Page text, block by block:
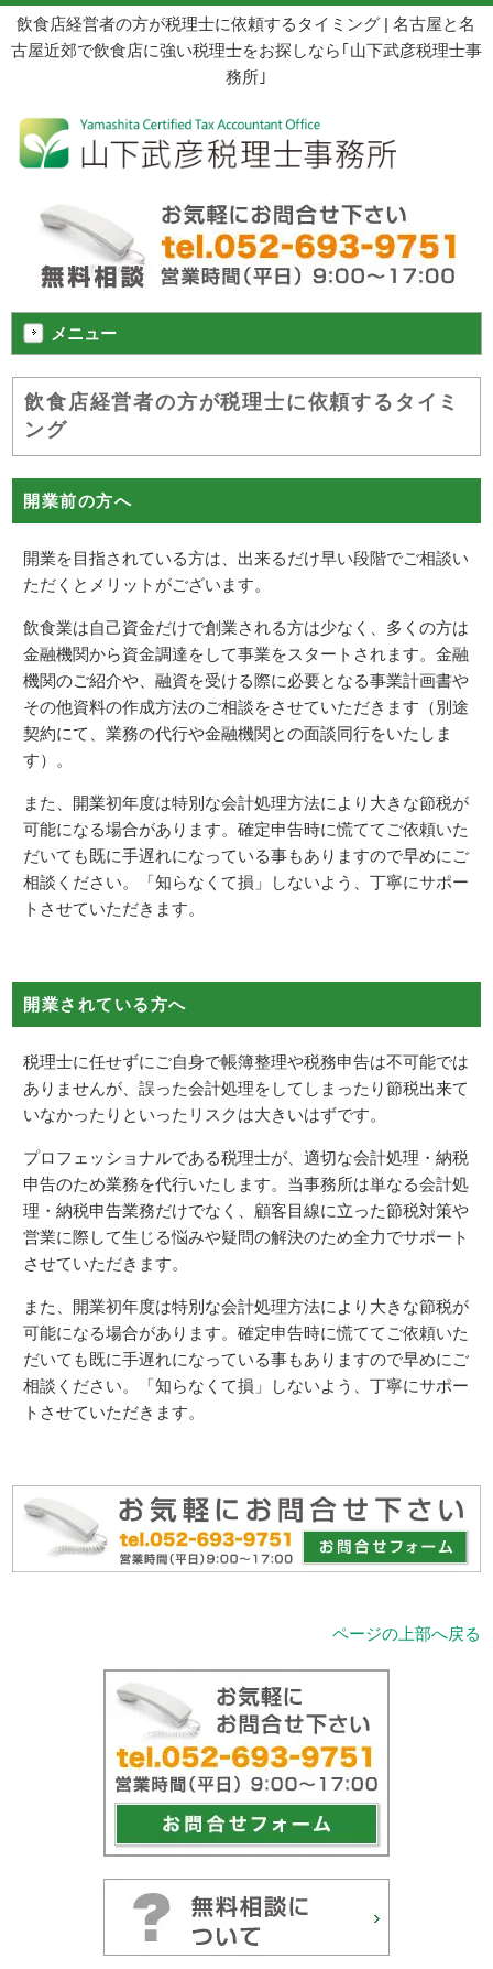
飲食店経営者の方が税理士に依頼するタイミング | 名古屋と名
古屋近郊で飲食店に強い税理士をお探しなら｢山下武彦税理士事
務所｣
メニュー
飲食店経営者の方が税理士に依頼するタイミ
ング
開業前の方へ
開業を目指されている方は、出来るだけ早い段階でご相談い
ただくとメリットがございます。
飲食業は自己資金だけで創業される方は少なく、多くの方は
金融機関から資金調達をして事業をスタートされます。金融
機関のご紹介や、融資を受ける際に必要となる事業計画書や
その他資料の作成方法のご相談をさせていただきます（別途
契約にて、業務の代行や金融機関との面談同行をいたしま
す）。
また、開業初年度は特別な会計処理方法により大きな節税が
可能になる場合があります。確定申告時に慌ててご依頼いた
だいても既に手遅れになっている事もありますので早めにご
相談ください。「知らなくて損」しないよう、丁寧にサポー
トさせていただきます。
開業されている方へ
税理士に任せずにご自身で帳簿整理や税務申告は不可能では
ありませんが、誤った会計処理をしてしまったり節税出来て
いなかったりといったリスクは大きいはずです。
プロフェッショナルである税理士が、適切な会計処理・納税
申告のため業務を代行いたします。当事務所は単なる会計処
理・納税申告業務だけでなく、顧客目線に立った節税対策や
営業に際して生じる悩みや疑問の解決のため全力でサポート
させていただきます。
また、開業初年度は特別な会計処理方法により大きな節税が
可能になる場合があります。確定申告時に慌ててご依頼いた
だいても既に手遅れになっている事もありますので早めにご
相談ください。「知らなくて損」しないよう、丁寧にサポー
トさせていただきます。
ページの上部へ戻る